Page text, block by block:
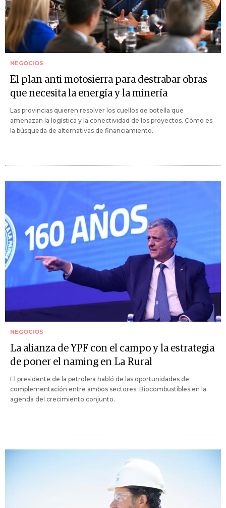
NEGOCIOS
El plan anti motosierra para destrabar obras
que necesita la energía y la minería
Las provincias quieren resolver los cuellos de botella que
amenazan la logística y la conectividad de los proyectos. Cómo es
la búsqueda de alternativas de financiamiento.
NEGOCIOS
La alianza de YPF con el campo y la estrategia
de poner el naming en La Rural
El presidente de la petrolera habló de las oportunidades de
complementación entre ambos sectores. Biocombustibles en la
agenda del crecimiento conjunto.